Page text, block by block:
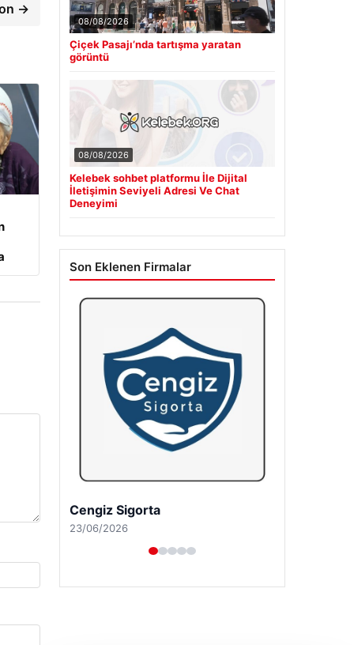
→
08/08/2026
Çiçek Pasajı’nda tartışma yaratan
görüntü
08/08/2026
Kelebek sohbet platformu İle Dijital
İletişimin Seviyeli Adresi Ve Chat
Deneyimi
Son Eklenen Firmalar
Hastaş Beton
26/05/2026